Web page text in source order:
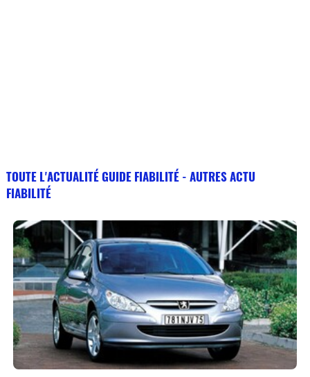
TOUTE L'ACTUALITÉ GUIDE FIABILITÉ - AUTRES ACTU
FIABILITÉ